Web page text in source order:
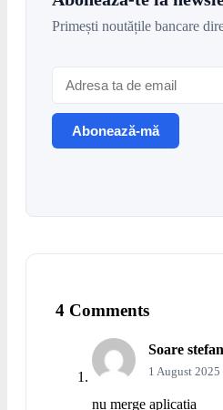
Primești noutățile bancare
4 Comments
Soare stefan
1 August
nu merge aplicatia